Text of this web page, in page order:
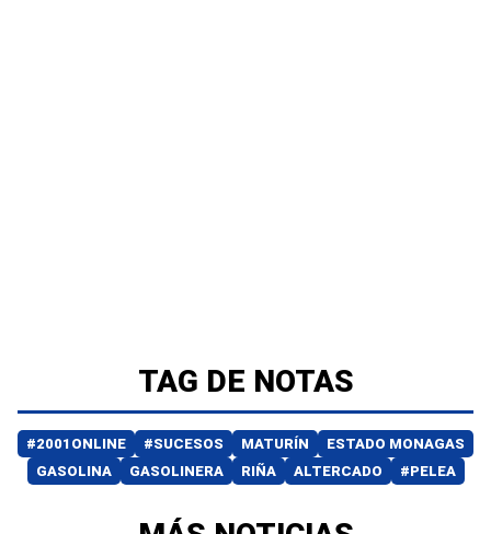
TAG DE NOTAS
#2001ONLINE #SUCESOS MATURÍN
ESTADO MONAGAS
GASOLINA
GASOLINERA RIÑA ALTERCADO #PELEA